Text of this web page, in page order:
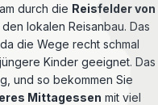
durch die Reisfelder von
lokalen Reisanbau. Das
die Wege recht schmal
Kinder geeignet. Das
und so bekommen Sie
Mittagessen mit viel